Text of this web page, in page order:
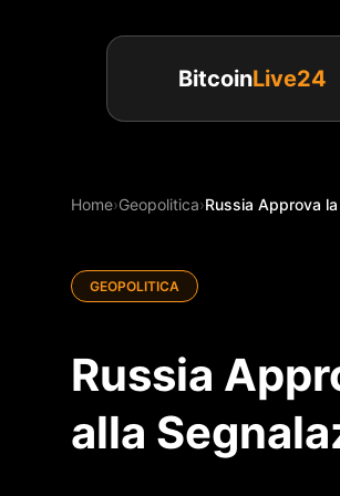
BitcoinLive24
Home›Geopolitica›Russia Approva
GEOPOLITICA
Russia
alla